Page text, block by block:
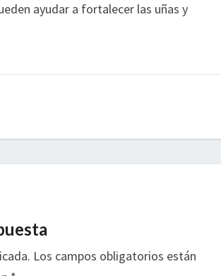
ayudar a fortalecer las uñas y
Los campos obligatorios están